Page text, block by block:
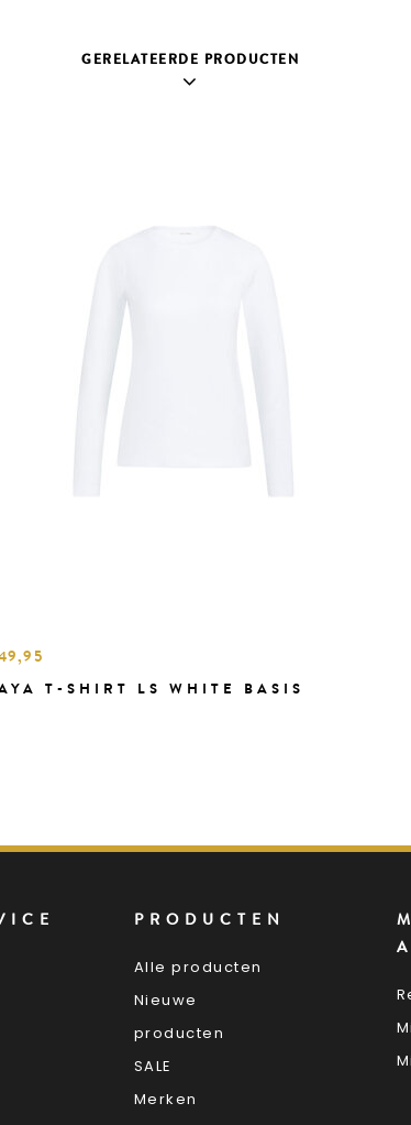
GERELATEERDE PRODUCTEN
T-SHIRT LS WHITE BASIS
PRODUCTEN
Alle producten
Nieuwe
producten
SALE
Merken